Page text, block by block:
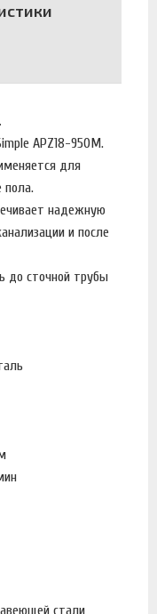
APZ18-950M.
для
пола.
надежную
и после
до сточной трубы
стали